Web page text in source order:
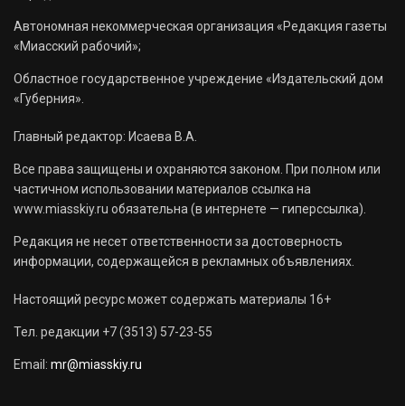
Автономная некоммерческая организация «Редакция газеты
«Миасский рабочий»;
Областное государственное учреждение «Издательский дом
«Губерния».
Главный редактор: Исаева В.А.
Все права защищены и охраняются законом. При полном или
частичном использовании материалов ссылка на
www.miasskiy.ru обязательна (в интернете — гиперссылка).
Редакция не несет ответственности за достоверность
информации, содержащейся в рекламных объявлениях.
Настоящий ресурс может содержать материалы 16+
Тел. редакции +7 (3513) 57-23-55
Email: mr@miasskiy.ru